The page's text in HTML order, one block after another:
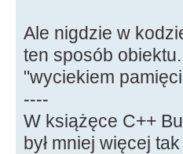
Ale nigdzie w
ten sposób
"wyciekiem
----
W książęce C++
był mniej więcej